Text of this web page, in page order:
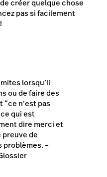
créer quelque chose
pas si facilement
lorsqu’il
ou de faire des
“ce n’est pas
qui est
dire merci et
preuve de
–